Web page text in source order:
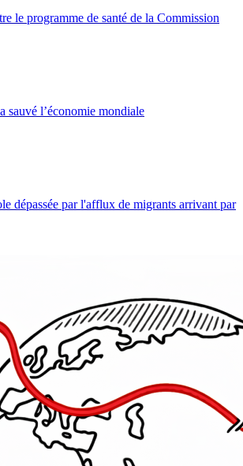
le programme de santé de la Commission
sauvé l’économie mondiale
dépassée par l'afflux de migrants arrivant par